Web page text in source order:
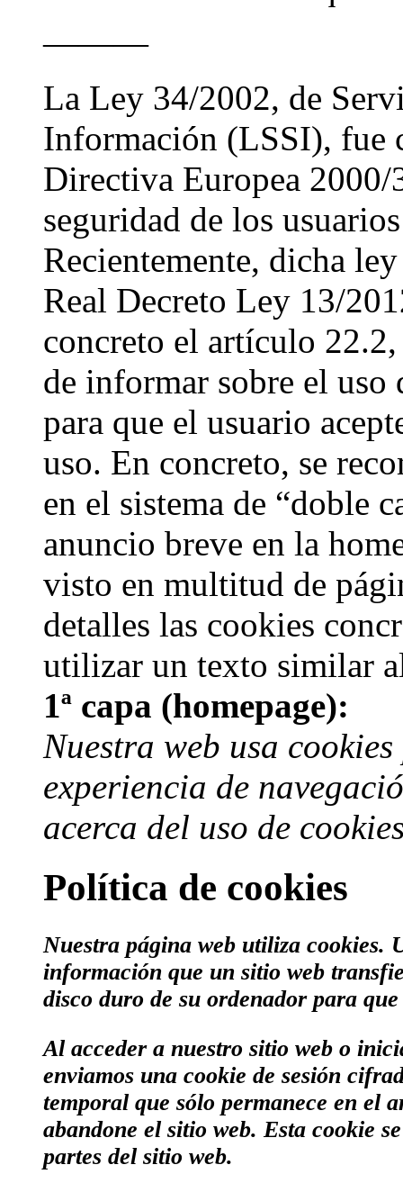
———
La Ley 34/2002, de
Información (LSSI), fue
Directiva Europea
seguridad de los
Recientemente, dicha
Real Decreto Ley 13/
concreto el artículo
de informar sobre el uso
para que el usuario
uso. En concreto, se
en el sistema de “doble
anuncio breve en la
visto en multitud de
detalles las cookies
utilizar un texto similar
1ª capa (homepage):
Nuestra web usa
experiencia de
acerca del uso de
Política de cookies
Nuestra página web utiliza cookies.
información que un sitio web
disco duro de su ordenador para
Al acceder a nuestro sitio web o
enviamos una cookie de sesión
temporal que sólo permanece en el
abandone el sitio web. Esta cookie
partes del sitio web.